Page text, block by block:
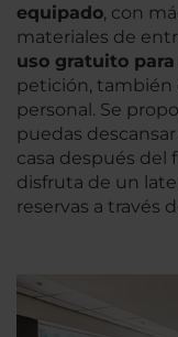
equipado, con
materiales de
uso gratuito
petición,
personal. Se
puedas
casa después del
disfruta de un
reservas a través